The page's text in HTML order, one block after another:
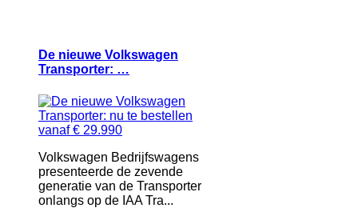
De nieuwe Volkswagen
Transporter: …
Volkswagen Bedrijfswagens
presenteerde de zevende
generatie van de Transporter
onlangs op de IAA Tra...